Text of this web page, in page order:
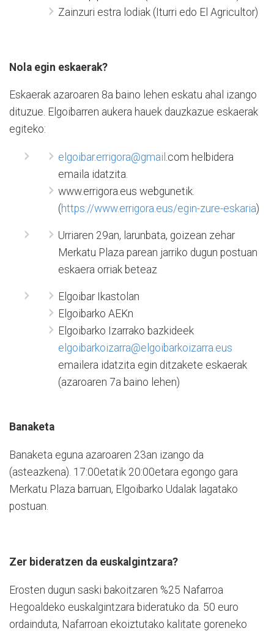
Zainzuri estra lodiak (Iturri edo El Agricultor)
Nola egin eskaerak?
Eskaerak azaroaren 8a baino lehen eskatu ahal izango
dituzue. Elgoibarren aukera hauek dauzkazue eskaerak
egiteko:
elgoibar.errigora@gmail .com helbidera
emaila idatzita.
www.errigora.eus webgunetik.
(https://www.errigora.eus/egin-zure-eskaria)
Urriaren 29an, larunbata, goizean zehar
Merkatu Plaza parean jarriko dugun postuan
eskaera orriak beteaz
Elgoibar Ikastolan
Elgoibarko AEKn
Elgoibarko Izarrako bazkideek
elgoibarkoizarra@elgoibarkoizarra.eus
emailera idatzita egin ditzakete eskaerak
(azaroaren 7a baino lehen)
Banaketa
Banaketa eguna azaroaren 23an izango da
(asteazkena). 17:00etatik 20:00etara egongo gara
Merkatu Plaza barruan, Elgoibarko Udalak lagatako
postuan.
Zer bideratzen da euskalgintzara?
Erosten dugun saski bakoitzaren %25 Nafarroa
Hegoaldeko euskalgintzara bideratuko da. 50 euro
ordainduta, Nafarroan ekoiztutako kalitate goreneko